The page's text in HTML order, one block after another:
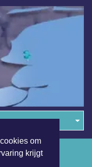
om
krijgt